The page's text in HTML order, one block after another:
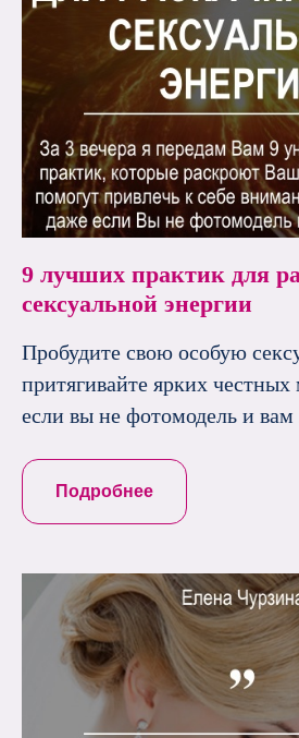
9 лучших практик для
сексуальной энергии
Пробудите свою особую
притягивайте ярких
если вы не фотомодель и вам
Подробнее